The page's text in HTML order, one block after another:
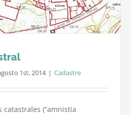
1st, 2014 | Cadastre
catastrales (“amnistia